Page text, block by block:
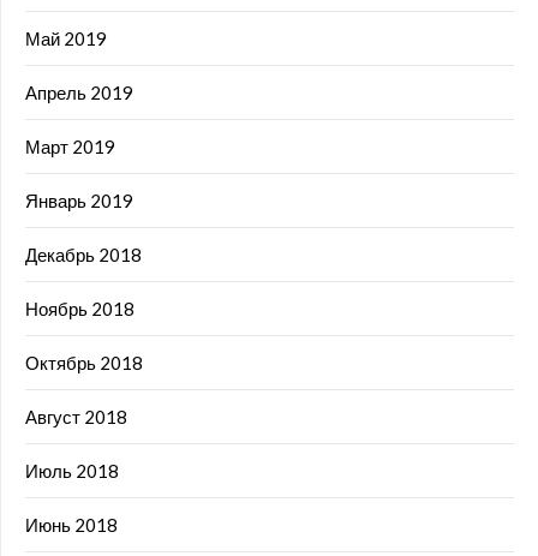
Май 2019
Апрель 2019
Март 2019
Январь 2019
Декабрь 2018
Ноябрь 2018
Октябрь 2018
Август 2018
Июль 2018
Июнь 2018